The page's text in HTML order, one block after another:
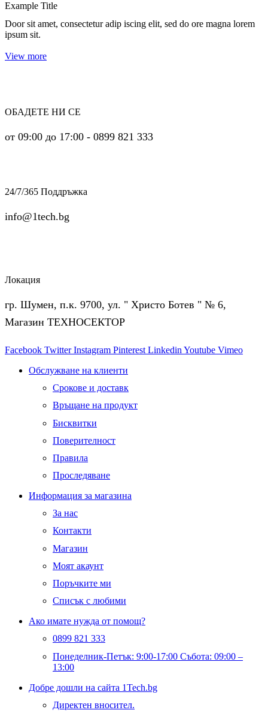
Example Title
Door sit amet, consectetur adip iscing elit, sed do ore magna lorem
ipsum sit.
View more
ОБАДЕТЕ НИ СЕ
от 09:00 до 17:00 - 0899 821 333
24/7/365 Поддръжка
info@1tech.bg
Локация
гр. Шумен, п.к. 9700, ул. " Христо Ботев " № 6,
Магазин ТЕХНОСЕКТОР
Facebook Twitter Instagram Pinterest Linkedin Youtube Vimeo
Обслужване на клиенти
Срокове и доставк
Връщане на продукт
Бисквитки
Поверителност
Правила
Проследяване
Информация за магазина
За нас
Контакти
Магазин
Моят акаунт
Поръчките ми
Списък с любими
Ако имате нужда от помощ?
0899 821 333
Понеделник-Петък: 9:00-17:00 Събота: 09:00 –
13:00
Добре дошли на сайта 1Tech.bg
Директен вносител.